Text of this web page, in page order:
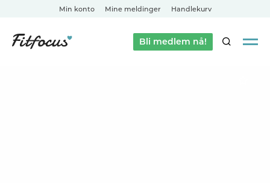
Min konto Mine meldinger Handlekurv
Bli medlem nå!SØK